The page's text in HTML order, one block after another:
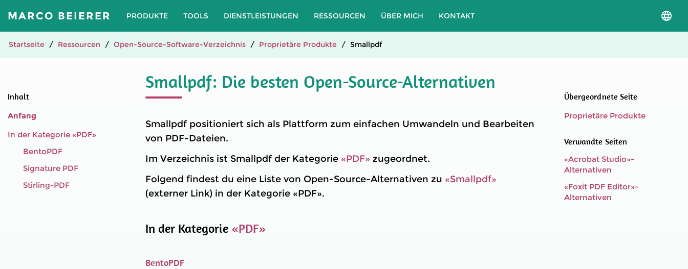
MARCO BEIERER PRODUKTE TOOLS DIENSTLEISTUNGEN RESSOURCEN ÜBER MICH KONTAKT
Startseite Ressourcen Open-Source-Software-Verzeichnis Proprietäre Produkte Smallpdf
Inhalt
Anfang
In der Kategorie «PDF»
BentoPDF
Signature PDF
Stirling-PDF
Smallpdf: Die besten Open-Source-Alternativen
Smallpdf positioniert sich als Plattform zum einfachen Umwandeln und Bearbeiten
von PDF-Dateien.
Im Verzeichnis ist Smallpdf der Kategorie «PDF» zugeordnet.
Folgend findest du eine Liste von Open-Source-Alternativen zu «Smallpdf»
(externer Link) in der Kategorie «PDF».
In der Kategorie «PDF»
BentoPDF
Übergeordnete Seite
Proprietäre Produkte
Verwandte Seiten
«Acrobat Studio»-
Alternativen
«Foxit PDF Editor»-
Alternativen